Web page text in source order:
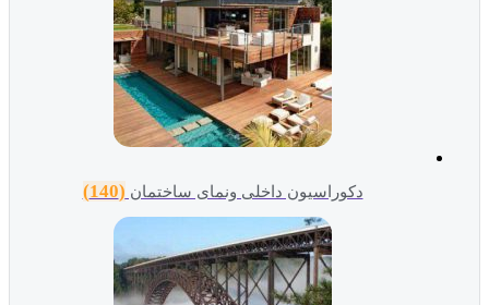
دکوراسیون داخلی ونمای ساختمان (140)